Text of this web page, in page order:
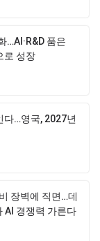
…AI·R&D 품은
로 성장
다…영국, 2027년
장벽에 직면…데
AI 경쟁력 가른다